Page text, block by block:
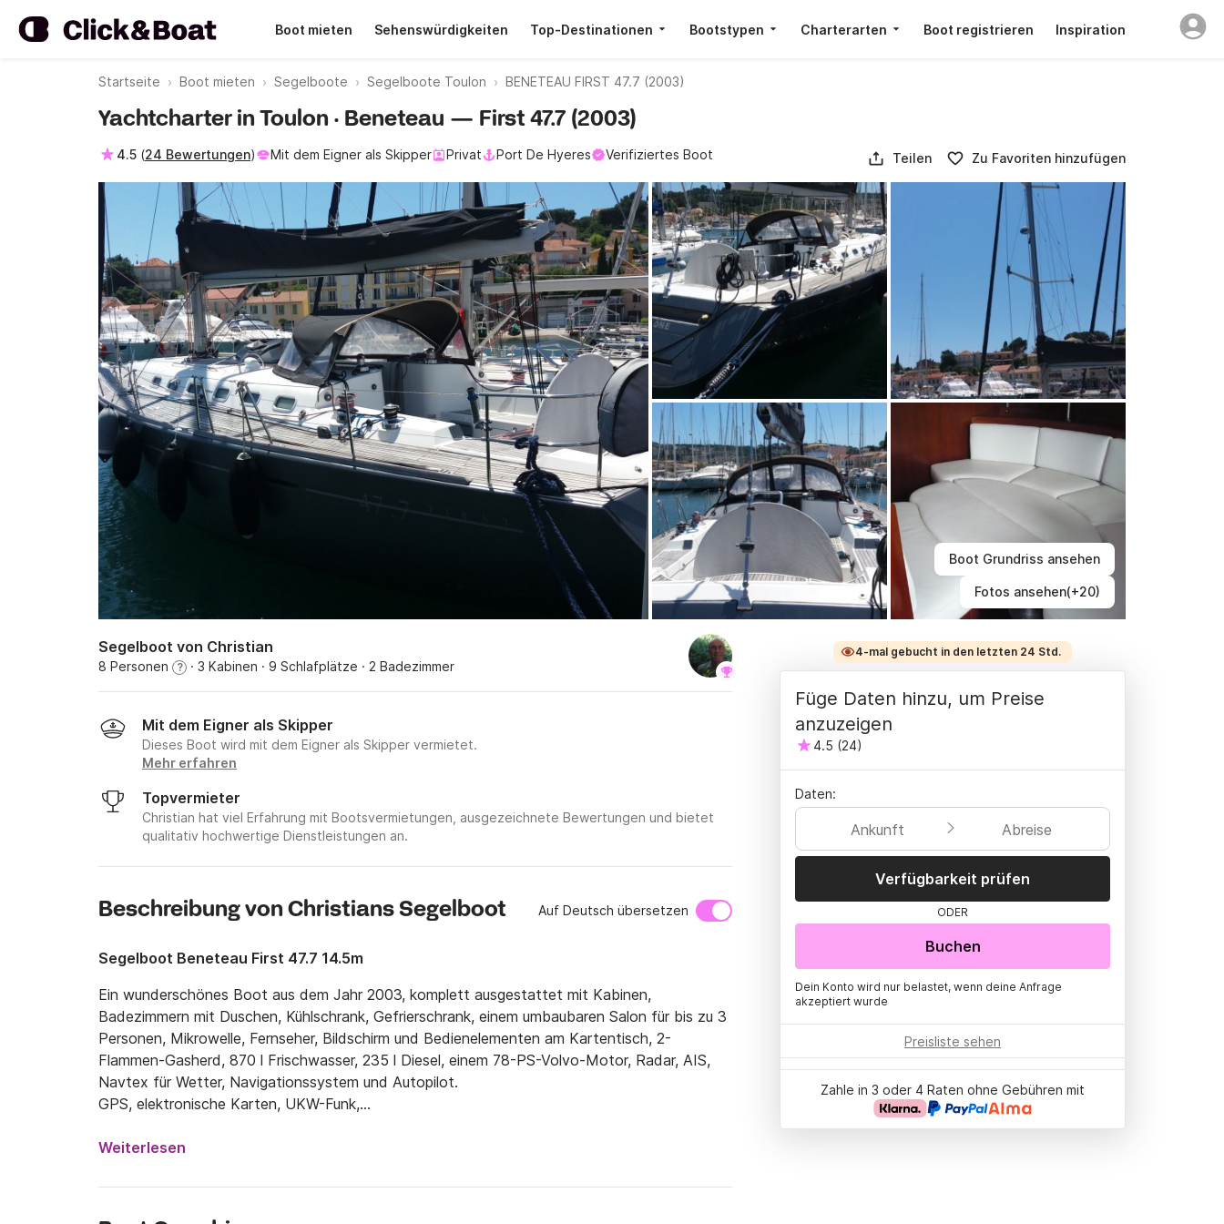
Boot mieten Sehenswürdigkeiten Top-Destinationen Bootstypen Charterarten Boot registrieren Inspiration
Startseite Boot mieten Segelboote Segelboote Toulon BENETEAU FIRST 47.7 (2003)
Boot Grundriss ansehen
Fotos ansehen(+20)
Yachtcharter in Toulon · Beneteau — First 47.7 (2003)
4.5 (24 Bewertungen) Mit dem Eigner als Skipper Privat Port De Hyeres Verifiziertes Boot Teilen Zu Favoriten hinzufügen
Segelboot von Christian
8 Personen ? · 3 Kabinen · 9 Schlafplätze · 2 Badezimmer
Mit dem Eigner als Skipper
Dieses Boot wird mit dem Eigner als Skipper vermietet.
Mehr erfahren
Topvermieter
Christian hat viel Erfahrung mit Bootsvermietungen, ausgezeichnete Bewertungen und bietet
qualitativ hochwertige Dienstleistungen an.
Beschreibung von Christians Segelboot Auf Deutsch übersetzen
Segelboot Beneteau First 47.7 14.5m
Ein wunderschönes Boot aus dem Jahr 2003, komplett ausgestattet mit Kabinen,
Badezimmern mit Duschen, Kühlschrank, Gefrierschrank, einem umbaubaren Salon für bis zu 3
Personen, Mikrowelle, Fernseher, Bildschirm und Bedienelementen am Kartentisch, 2-
Flammen-Gasherd, 870 l Frischwasser, 235 l Diesel, einem 78-PS-Volvo-Motor, Radar, AIS,
Navtex für Wetter, Navigationssystem und Autopilot.
GPS, elektronische Karten, UKW-Funk,
Deckebene; Ausgefahrener Mast, Großsegel, großes Cruiser-Boot, 3 automatische Reffs,
plus 3 manuellen, einziehbarem Bugstrahlruder, Niedergangsverdeck, Bimini, Sonnensegel,
Weiterlesen
4-mal gebucht in den letzten 24 Std.
Füge Daten hinzu, um Preise
anzuzeigen
4.5 (24)
Daten:
Ankunft Abreise
Verfügbarkeit prüfen
ODER
Buchen
Dein Konto wird nur belastet, wenn deine Anfrage
akzeptiert wurde
Preisliste sehen
Zahle in 3 oder 4 Raten ohne Gebühren mit